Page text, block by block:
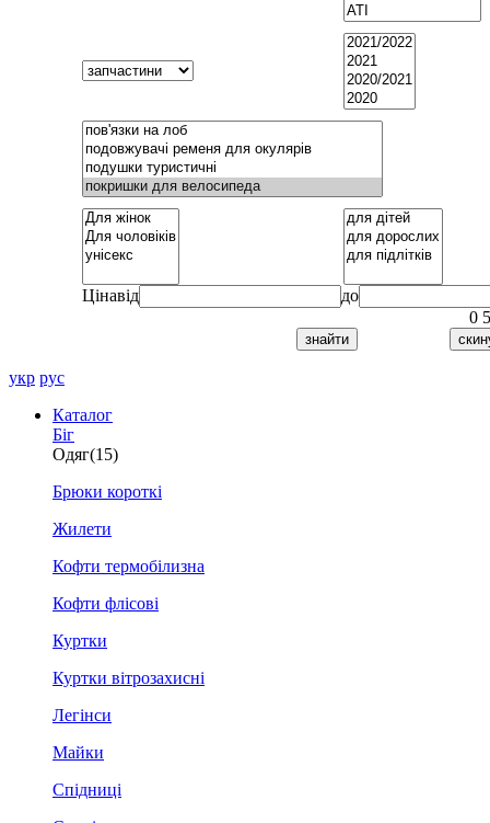
Цінавід
до
0
укр рус
Каталог
Біг
Одяг(15)
Брюки короткі
Жилети
Кофти термобілизна
Кофти флісові
Куртки
Куртки вітрозахисні
Легінси
Майки
Спідниці